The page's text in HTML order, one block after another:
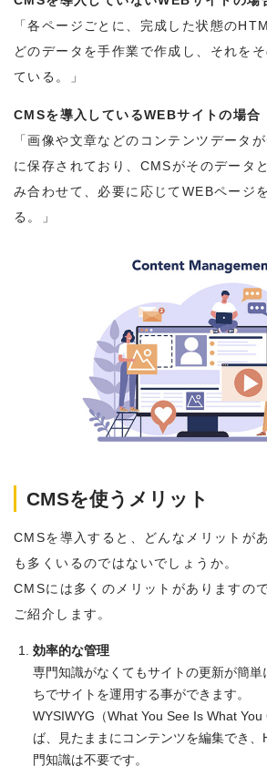
「各ページごとに、完成した状態の
どのデータを手作業で作成し、それを
ている。」
CMSを導入しているWEBサイトの場合
「画像や文章などのコンテンツデータ
に保存されており、CMSがそのデータ
み合わせて、必要に応じてWEBページ
る。」
CMSを使うメリット
CMSを導入すると、どんなメリットが
も多くいるのではないでしょうか。
CMSには多くのメリットがありますの
ご紹介します。
効率的な管理
専門知識がなくてもサイトの更新が簡単
ちでサイトを運用する事ができます。
WYSIWYG（What You See Is What You
ば、見たままにコンテンツを編集でき
門知識は不要です。